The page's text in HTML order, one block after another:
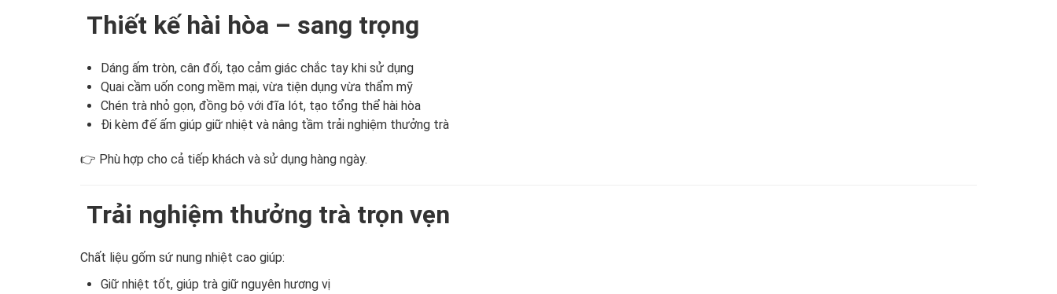
Thiết kế hài hòa – sang trọng
Dáng ấm tròn, cân đối, tạo cảm giác chắc tay khi sử dụng
Quai cầm uốn cong mềm mại, vừa tiện dụng vừa thẩm mỹ
Chén trà nhỏ gọn, đồng bộ với đĩa lót, tạo tổng thể hài hòa
Đi kèm đế ấm giúp giữ nhiệt và nâng tầm trải nghiệm thưởng trà
👉 Phù hợp cho cả tiếp khách và sử dụng hàng ngày.
Trải nghiệm thưởng trà trọn vẹn
Chất liệu gốm sứ nung nhiệt cao giúp:
Giữ nhiệt tốt, giúp trà giữ nguyên hương vị